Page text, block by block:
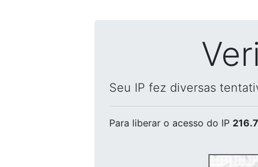
Seu IP fez diversas
Para liberar o acesso do IP